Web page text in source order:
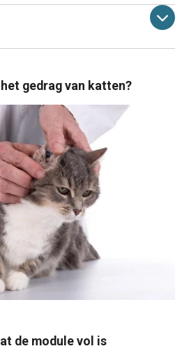
gedrag van katten?
de module vol is